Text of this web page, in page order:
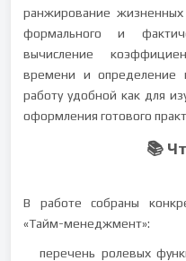
ранжирование
формального и
вычисление
времени и определение
работу удобной как для
оформления готового
📚
В работе собраны
«Тайм-менеджмент»:
перечень ролевых